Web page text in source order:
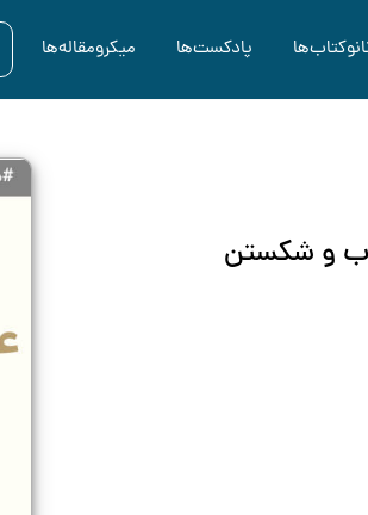
پادکست‌ها میکرومقاله‌ها
و شکستن